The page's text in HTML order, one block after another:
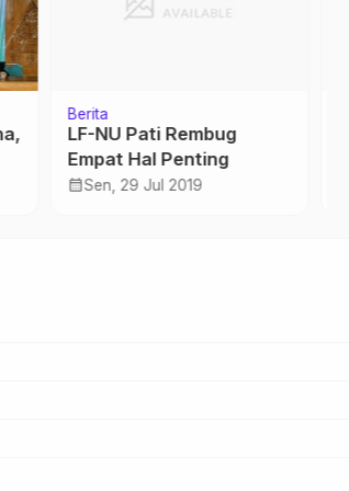
Berita
MWCNU Gembong Gelar
Pengajian Akbar
calendar_monthSab, 3 Sep 2016